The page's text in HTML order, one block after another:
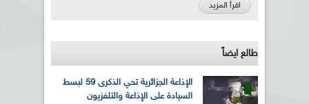
اقرأ المزيد
طالع ايضاً
الإذاعة الجزائرية تحي الذكرى 59 لبسط
السيادة على الإذاعة والتلفزيون